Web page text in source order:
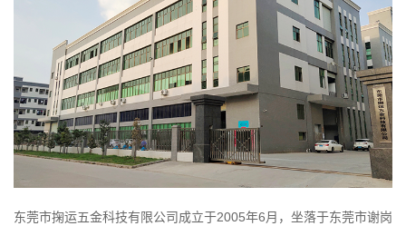
东莞市掬运五金科技有限公司成立于2005年6月，坐落于东莞市谢岗